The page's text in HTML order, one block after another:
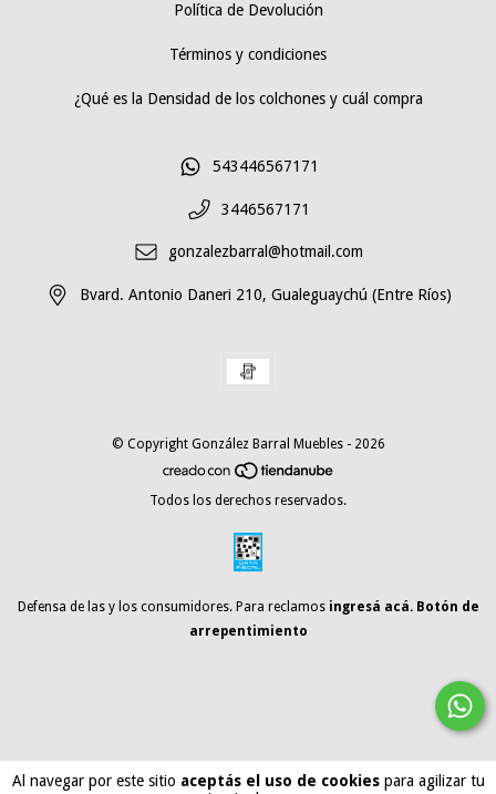
Al navegar por este sitio aceptás el uso de cookiespara agilizar tu
Política de Devolución
Términos y condiciones
¿Qué es la Densidad de los colchones y cuál compra
543446567171
3446567171
gonzalezbarral@hotmail.com
Bvard. Antonio Daneri 210, Gualeguaychú (Entre Ríos)
© Copyright González Barral Muebles - 2026
Todos los derechos reservados.
Defensa de las y los consumidores. Para reclamos ingresá acá. Botón de
arrepentimiento